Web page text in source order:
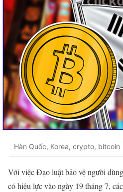
Hàn Quốc, Korea, crypto, bitcoin
Với việc Đạo luật bảo vệ người
có hiệu lực vào ngày 19 tháng 7,